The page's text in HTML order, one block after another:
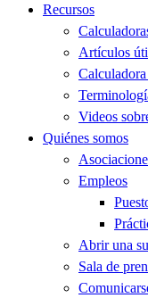
Recursos
Artículos
Videos
Quiénes somos
Empleos
Abrir una
Sala de